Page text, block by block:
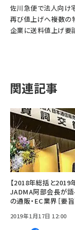
佐川急便で法人向け
再び値上げへ――複数
企業に送料値上げ要
関連記事
【2018年総括と2019
JADMA阿部会長が語
の通販・EC業界［要旨
2019年1月17日 12:00